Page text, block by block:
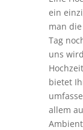
ein
man
Tag
uns
bietet
allem